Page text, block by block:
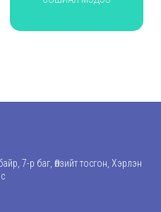
7-р баг, Өлзийт тосгон, Хэрлэн